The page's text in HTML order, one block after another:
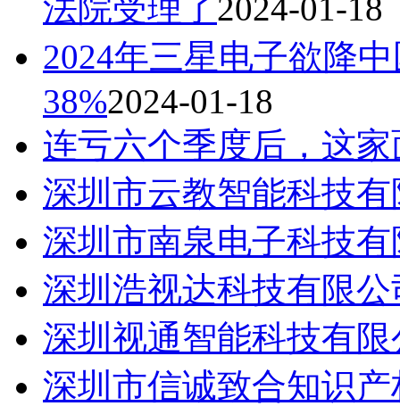
法院受理了2024-01-18
2024年三星电子欲降
38%2024-01-18
连亏六个季度后，这
深圳市云教智能科技
深圳市南泉电子科技
深圳浩视达科技有限公
深圳视通智能科技有限
深圳市信诚致合知识